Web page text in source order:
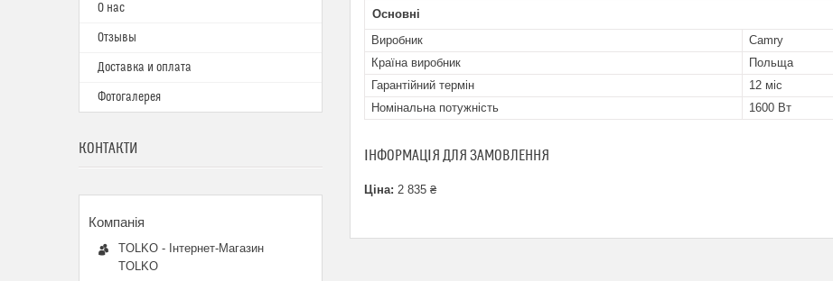
Основні
Виробник
Camry
Країна виробник
Польща
Гарантійний термін
12 міс
Номінальна потужність
1600 Вт
ІНФОРМАЦІЯ ДЛЯ ЗАМОВЛЕННЯ
Ціна: 2 835 ₴
О нас
Отзывы
Доставка и оплата
Фотогалерея
КОНТАКТИ
TOLKO - Інтернет-Магазин
TOLKO